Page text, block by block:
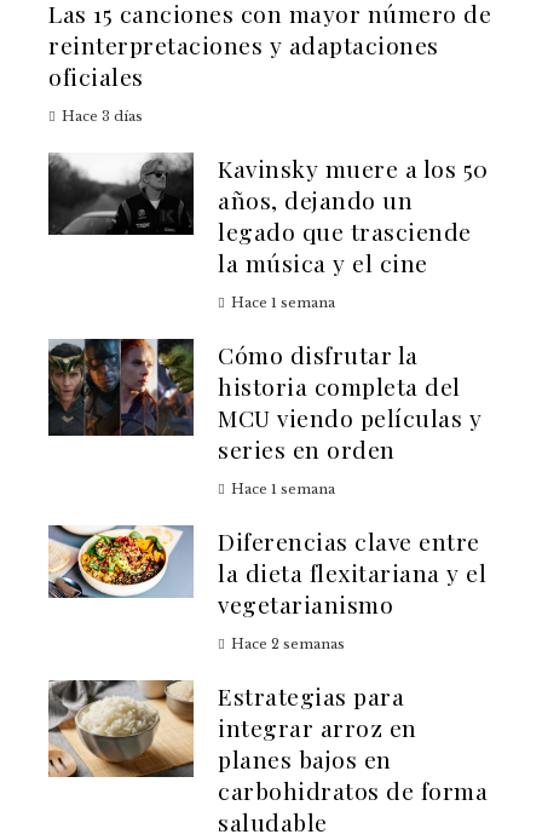
Las 15 canciones con mayor número de
reinterpretaciones y adaptaciones
oficiales
Hace 3 días
Kavinsky muere a los 50
años, dejando un
legado que trasciende
la música y el cine
Hace 1 semana
Cómo disfrutar la
historia completa del
MCU viendo películas y
series en orden
Hace 1 semana
Diferencias clave entre
la dieta flexitariana y el
vegetarianismo
Hace 2 semanas
Estrategias para
integrar arroz en
planes bajos en
carbohidratos de forma
saludable